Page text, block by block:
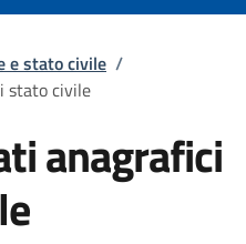
e stato civile /
stato civile
anagrafici